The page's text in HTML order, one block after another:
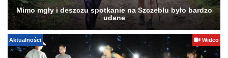
Mimo mgły i deszczu spotkanie na Szczeblu było bardzo
udane
Aktualności Wideo